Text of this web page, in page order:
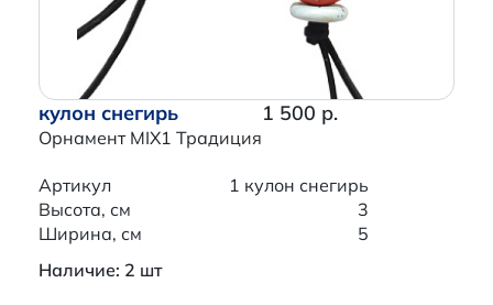
кулон снегирь
Орнамент MIX1 Традиция
1 500 р.
Артикул
1 кулон снегирь
Высота, см
3
Ширина, см
5
Наличие: 2 шт